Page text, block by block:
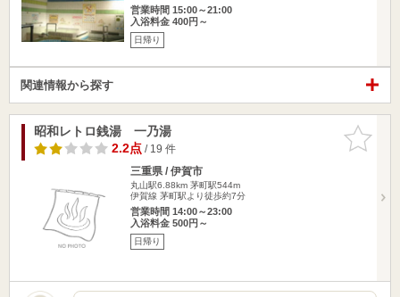
営業時間 15:00～21:00
入浴料金 400円～
日帰り
関連情報から探す
お気に入
りに追加
昭和レトロ銭湯 一乃湯
2.2点/ 19 件
三重県 / 伊賀市
丸山駅6.88km 茅町駅544m
伊賀線 茅町駅より徒歩約7分
営業時間 14:00～23:00
入浴料金 500円～
日帰り